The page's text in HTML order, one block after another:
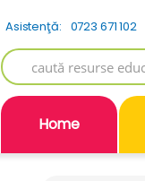
Asistenţă: 0723 671 102
Search
for:
Home